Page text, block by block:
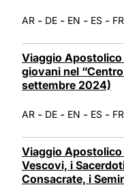
AR - DE - EN - ES - FR
Viaggio
giovani nel
settembre 2024)
AR - DE - EN - ES - FR
Viaggio
Vescovi, i
Consacrate, i